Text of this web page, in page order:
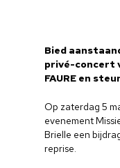
Bied
privé-concert
FAURE en
Op zaterdag 5
evenement
Brielle een
reprise.